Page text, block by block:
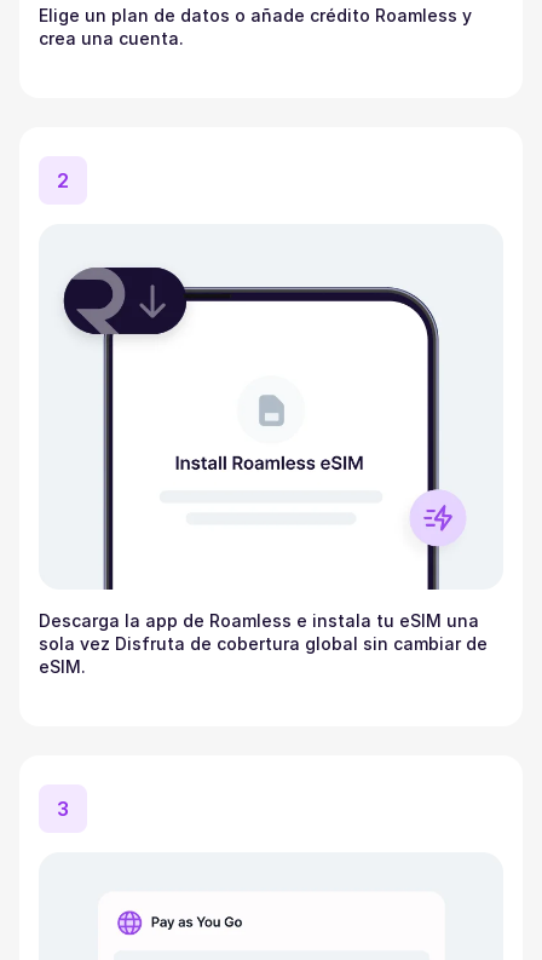
Elige un plan de datos o añade crédito Roamless y
crea una cuenta.
2
Descarga la app de Roamless e instala tu eSIM una
sola vez Disfruta de cobertura global sin cambiar de
eSIM.
3